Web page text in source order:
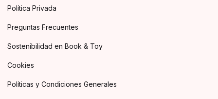
Política Privada
Preguntas Frecuentes
Sostenibilidad en Book & Toy
Cookies
Políticas y Condiciones Generales